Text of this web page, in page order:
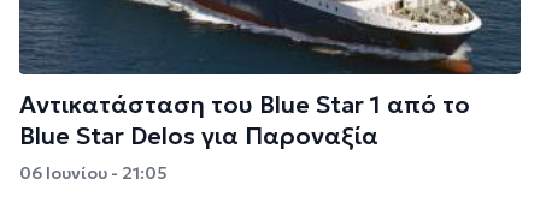
Αντικατάσταση του Blue Star 1 από το
Blue Star Delos για Παροναξία
06 Ιουνίου - 21:05